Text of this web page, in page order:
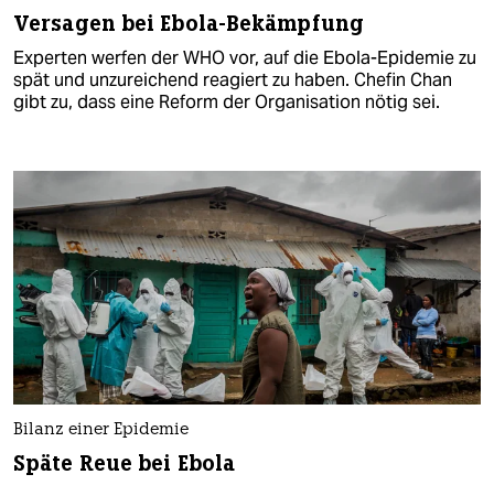
Versagen bei Ebola-Bekämpfung
Experten werfen der WHO vor, auf die Ebola-Epidemie zu
spät und unzureichend reagiert zu haben. Chefin Chan
gibt zu, dass eine Reform der Organisation nötig sei.
Bilanz einer Epidemie
Späte Reue bei Ebola